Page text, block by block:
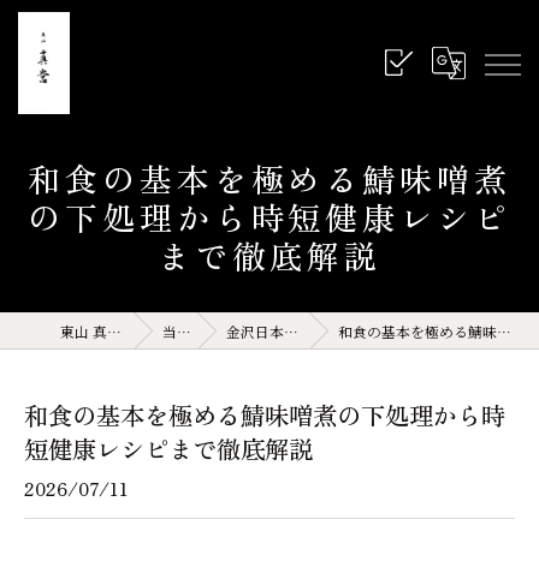
和食の基本を極める鯖味噌煮
の下処理から時短健康レシピ
まで徹底解説
東山 真営 石川県 金沢 和食 当店の特徴 金沢日本料理(サイト運営記事) 和食の基本を極める鯖味噌煮の下処理から時短健康レシピまで徹底解説
和食の基本を極める鯖味噌煮の下処理から時
短健康レシピまで徹底解説
2026/07/11